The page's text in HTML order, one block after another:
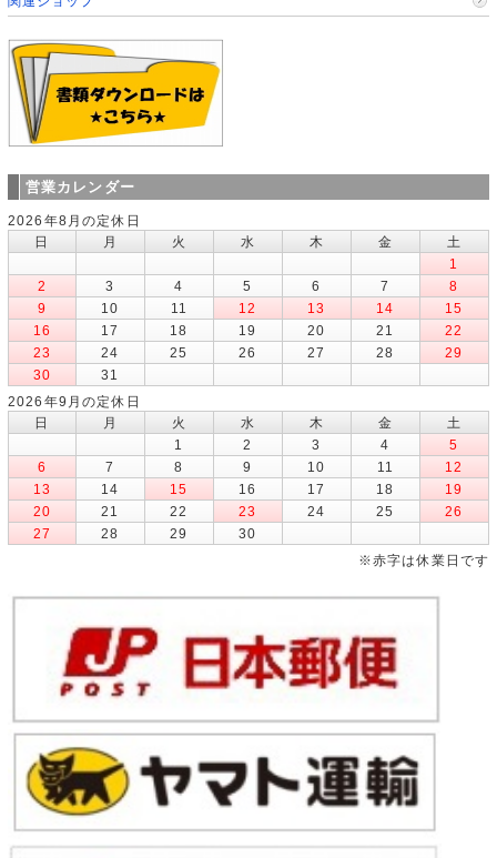
営業カレンダー
2026年8月の定休日
日
月 火 水 木 金
土
1
2
3 4 5 6 7
8
9
10 11 12 13 14
15
16
17 18 19 20 21
22
23
24 25 26 27 28
29
30
31
2026年9月の定休日
日
月 火 水 木 金
土
1
2 3 4
5
6
7 8 9 10 11
12
13
14 15 16 17 18
19
20
21 22 23 24 25
26
27
28 29
30
※赤字は休業日です